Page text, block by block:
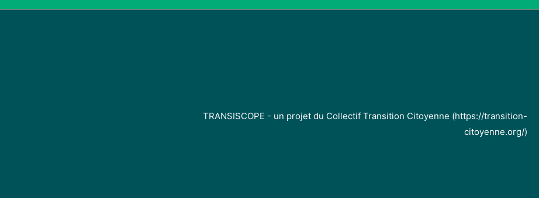
TRANSISCOPE - un projet du Collectif Transition Citoyenne (https://transition-
citoyenne.org/)